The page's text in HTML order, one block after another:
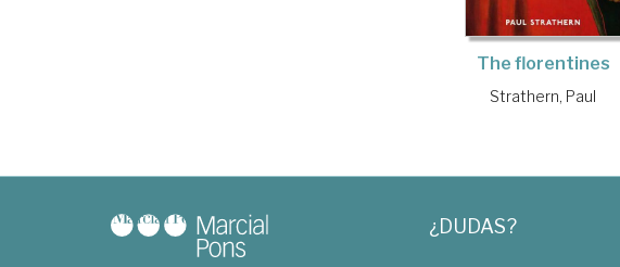
The florentines
Strathern, Paul
¿DUDAS?